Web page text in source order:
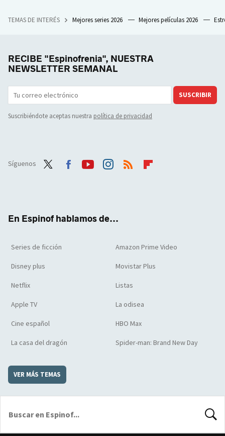
TEMAS DE INTERÉS Mejores series 2026 Mejores películas 2026
RECIBE "Espinofrenia", NUESTRA
NEWSLETTER SEMANAL
SUSCRIBIR
Suscribiéndote aceptas nuestra política de privacidad
Síguenos
En Espinof hablamos de...
Series de ficción Amazon Prime Video
Disney plus Movistar Plus
Netflix Listas
Apple TV La odisea
Cine español HBO Max
La casa del dragón Spider-man: Brand New Day
VER MÁS TEMAS